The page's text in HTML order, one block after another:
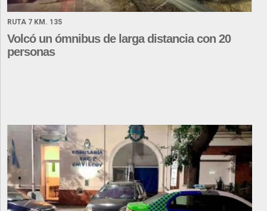
RUTA 7 KM. 135
Volcó un ómnibus de larga distancia con 20
personas